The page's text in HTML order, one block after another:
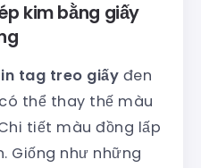
kim bằng giấy
in tag treo giấy đen
thể thay thế màu
tiết màu đồng lấp
Giống như những